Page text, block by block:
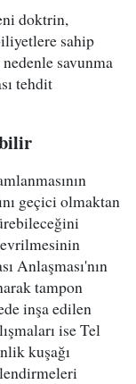
doktrin,
sahip
savunma
tehdit
geçici olmaktan
Anlaşması'nın
tampon
inşa edilen
ise Tel
kuşağı